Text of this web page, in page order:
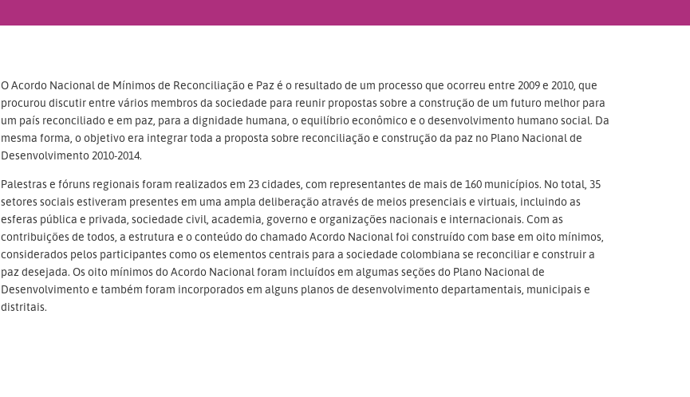
O Acordo Nacional de Mínimos de Reconciliação e Paz é o resultado de um processo que ocorreu entre 2009 e 2010, que
procurou discutir entre vários membros da sociedade para reunir propostas sobre a construção de um futuro melhor para
um país reconciliado e em paz, para a dignidade humana, o equilíbrio econômico e o desenvolvimento humano social. Da
mesma forma, o objetivo era integrar toda a proposta sobre reconciliação e construção da paz no Plano Nacional de
Desenvolvimento 2010-2014.
Palestras e fóruns regionais foram realizados em 23 cidades, com representantes de mais de 160 municípios. No total, 35
setores sociais estiveram presentes em uma ampla deliberação através de meios presenciais e virtuais, incluindo as
esferas pública e privada, sociedade civil, academia, governo e organizações nacionais e internacionais. Com as
contribuições de todos, a estrutura e o conteúdo do chamado Acordo Nacional foi construído com base em oito mínimos,
considerados pelos participantes como os elementos centrais para a sociedade colombiana se reconciliar e construir a
paz desejada. Os oito mínimos do Acordo Nacional foram incluídos em algumas seções do Plano Nacional de
Desenvolvimento e também foram incorporados em alguns planos de desenvolvimento departamentais, municipais e
distritais.